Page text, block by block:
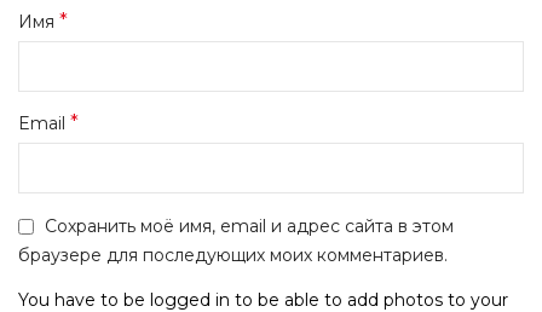
Имя *
Email *
Сохранить моё имя, email и адрес сайта в этом
браузере для последующих моих комментариев.
You have to be logged in to be able to add photos to your